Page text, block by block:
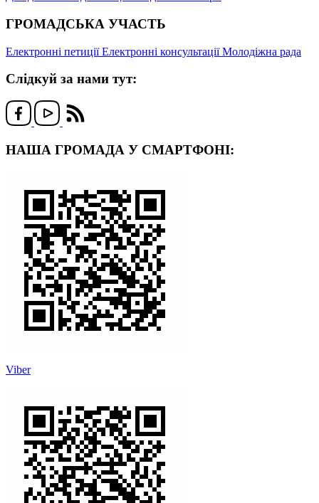
ГРОМАДСЬКА УЧАСТЬ
Електронні петиціїЕлектронні консультаціїМолодіжна рада
Слідкуй за нами тут:
НАША ГРОМАДА У СМАРТФОНІ:
Viber